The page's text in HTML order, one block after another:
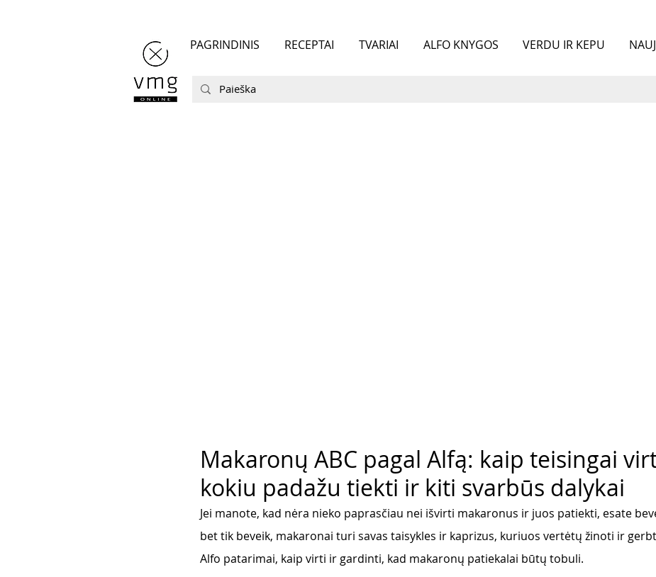
PAGRINDINIS RECEPTAI TVARIAI ALFO KNYGOS VERDU IR KEPU
Makaronų ABC pagal Alfą: kaip teisingai
kokiu padažu tiekti ir kiti svarbūs dalykai
Jei manote, kad nėra nieko paprasčiau nei išvirti makaronus ir juos patiekti, esate
bet tik beveik, makaronai turi savas taisykles ir kaprizus, kuriuos vertėtų žinoti ir
Alfo patarimai, kaip virti ir gardinti, kad makaronų patiekalai būtų tobuli.